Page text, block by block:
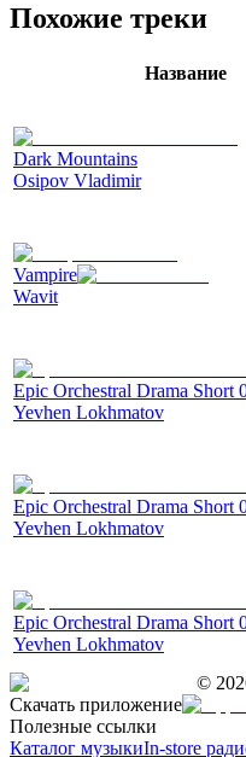
Похожие треки
Название
Dark Mountains
Osipov Vladimir
Vampire
Wavit
Epic Orchestral Drama Short
Yevhen Lokhmatov
Epic Orchestral Drama Short
Yevhen Lokhmatov
Epic Orchestral Drama Short
Yevhen Lokhmatov
©
Скачать приложение
Полезные ссылки
Каталог музыкиIn-store